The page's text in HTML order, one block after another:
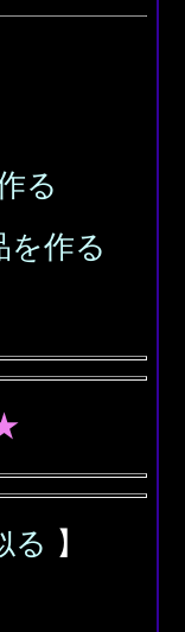
る
を作る
る 】